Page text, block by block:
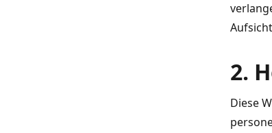
2.
Diese